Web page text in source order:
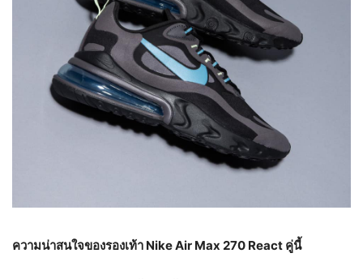
ความน่าสนใจของรองเท้า Nike Air Max 270 React คู่นี้